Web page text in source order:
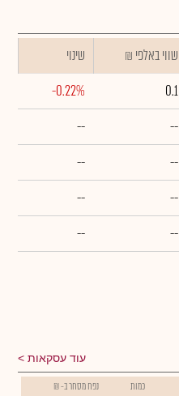
₪ שווי באלפי
שינוי
0.1
-0.22%
--
--
--
--
--
--
--
--
עוד עסקאות
כמות נפח מסחר ב- ₪